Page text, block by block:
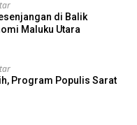
di Balik
Maluku Utara
Program Populis Sarat